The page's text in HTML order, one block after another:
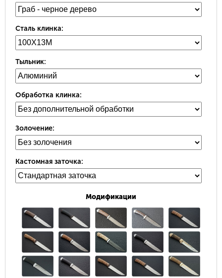
Сталь клинка:
Тыльник:
Обработка клинка:
Золочение:
Кастомная заточка:
Модификации